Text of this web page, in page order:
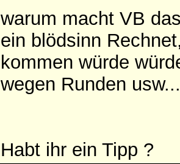
warum macht VB
ein blödsinn
kommen würde
wegen Runden
Habt ihr ein Tipp ?